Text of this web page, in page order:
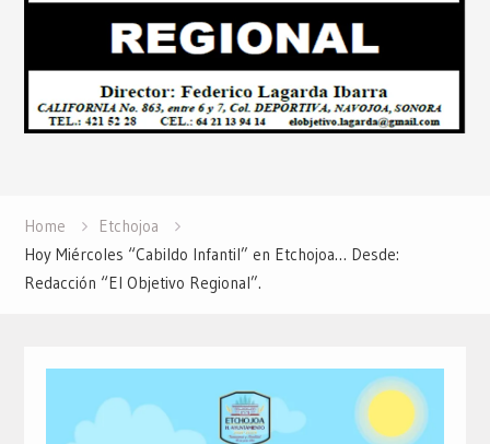
Home
Etchojoa
Hoy Miércoles “Cabildo Infantil” en Etchojoa… Desde:
Redacción “El Objetivo Regional”.